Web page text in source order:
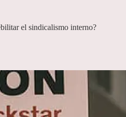
el sindicalismo interno?